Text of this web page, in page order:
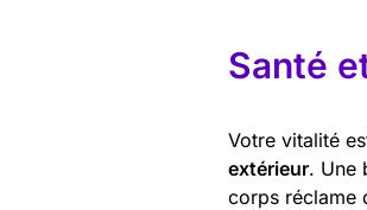
Santé
Votre vitalité
extérieur. Une
corps réclame